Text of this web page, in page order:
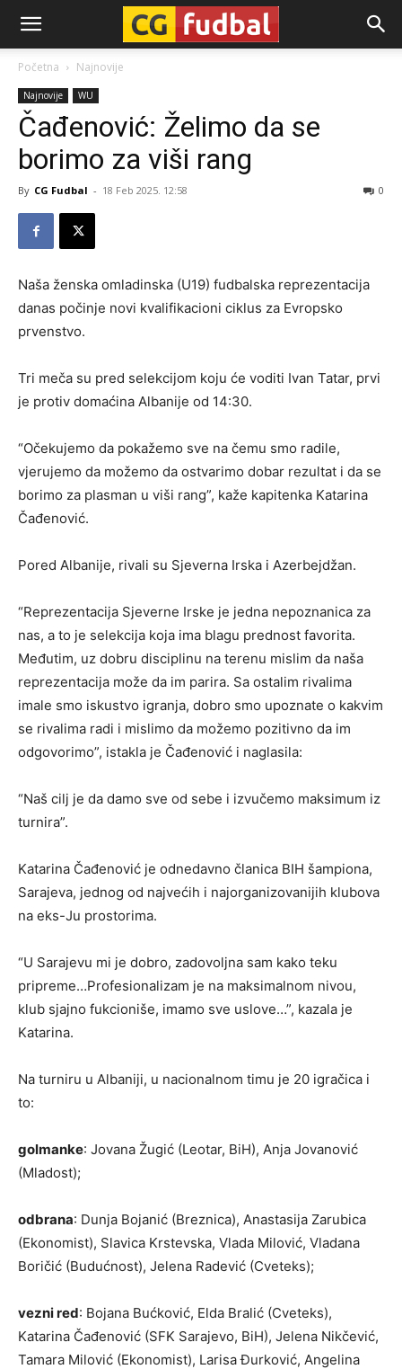
CG-
Fudbal
Početna Najnovije
Najnovije WU
Čađenović: Želimo da se
borimo za viši rang
By CG Fudbal - 18 Feb 2025. 12:58 0
Naša ženska omladinska (U19) fudbalska reprezentacija
danas počinje novi kvalifikacioni ciklus za Evropsko
prvenstvo.
Tri meča su pred selekcijom koju će voditi Ivan Tatar, prvi
je protiv domaćina Albanije od 14:30.
“Očekujemo da pokažemo sve na čemu smo radile,
vjerujemo da možemo da ostvarimo dobar rezultat i da se
borimo za plasman u viši rang”, kaže kapitenka Katarina
Čađenović.
Pored Albanije, rivali su Sjeverna Irska i Azerbejdžan.
“Reprezentacija Sjeverne Irske je jedna nepoznanica za
nas, a to je selekcija koja ima blagu prednost favorita.
Međutim, uz dobru disciplinu na terenu mislim da naša
reprezentacija može da im parira. Sa ostalim rivalima
imale smo iskustvo igranja, dobro smo upoznate o kakvim
se rivalima radi i mislimo da možemo pozitivno da im
odgovorimo”, istakla je Čađenović i naglasila:
“Naš cilj je da damo sve od sebe i izvučemo maksimum iz
turnira”.
Katarina Čađenović je odnedavno članica BIH šampiona,
Sarajeva, jednog od najvećih i najorganizovanijih klubova
na eks-Ju prostorima.
“U Sarajevu mi je dobro, zadovoljna sam kako teku
pripreme…Profesionalizam je na maksimalnom nivou,
klub sjajno fukcioniše, imamo sve uslove…”, kazala je
Katarina.
Na turniru u Albaniji, u nacionalnom timu je 20 igračica i
to:
golmanke: Jovana Žugić (Leotar, BiH), Anja Jovanović
(Mladost);
odbrana: Dunja Bojanić (Breznica), Anastasija Zarubica
(Ekonomist), Slavica Krstevska, Vlada Milović, Vladana
Boričić (Budućnost), Jelena Radević (Cveteks);
vezni red: Bojana Bućković, Elda Bralić (Cveteks),
Katarina Čađenović (SFK Sarajevo, BiH), Jelena Nikčević,
Tamara Milović (Ekonomist), Larisa Đurković, Angelina